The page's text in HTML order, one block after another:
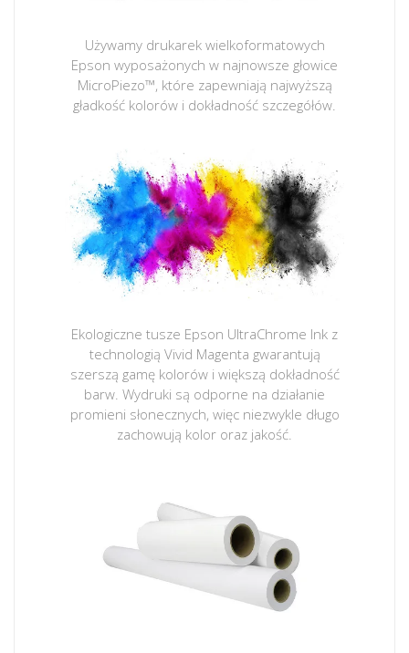
Używamy drukarek wielkoformatowych
Epson wyposażonych w najnowsze głowice
MicroPiezo™, które zapewniają najwyższą
gładkość kolorów i dokładność szczegółów.
Ekologiczne tusze Epson UltraChrome Ink z
technologią Vivid Magenta gwarantują
szerszą gamę kolorów i większą dokładność
barw. Wydruki są odporne na działanie
promieni słonecznych, więc niezwykle długo
zachowują kolor oraz jakość.